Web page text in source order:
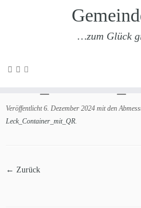
Zum
…zum Glück
Veröffentlicht 6. Dezember 2024 mit den
Leck_Container_mit_QR.
← Zurück